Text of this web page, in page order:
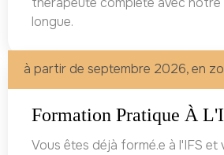
longue.
Formation Pratique À
Vous êtes déjà formé.e à l'IFS et
à partir de septembre 2026, en